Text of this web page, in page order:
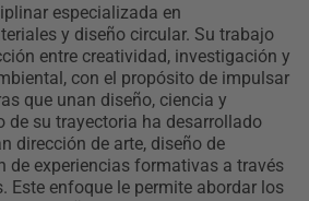
especializada en
y diseño circular. Su trabajo
entre creatividad, investigación y
con el propósito de impulsar
que unan diseño, ciencia y
de su trayectoria ha desarrollado
dirección de arte, diseño de
de experiencias formativas a través
Este enfoque le permite abordar los